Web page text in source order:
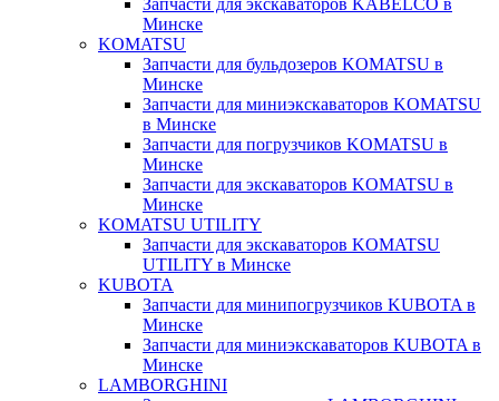
Запчасти для экскаваторов KABELCO в
Минске
KOMATSU
Запчасти для бульдозеров KOMATSU в
Минске
Запчасти для миниэкскаваторов KOMATSU
в Минске
Запчасти для погрузчиков KOMATSU в
Минске
Запчасти для экскаваторов KOMATSU в
Минске
KOMATSU UTILITY
Запчасти для экскаваторов KOMATSU
UTILITY в Минске
KUBOTA
Запчасти для минипогрузчиков KUBOTA в
Минске
Запчасти для миниэкскаваторов KUBOTA в
Минске
LAMBORGHINI